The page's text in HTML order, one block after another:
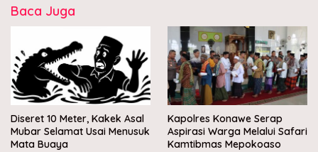
Baca Juga
Diseret 10 Meter, Kakek Asal
Mubar Selamat Usai Menusuk
Mata Buaya
Kapolres Konawe Serap
Aspirasi Warga Melalui Safari
Kamtibmas Mepokoaso